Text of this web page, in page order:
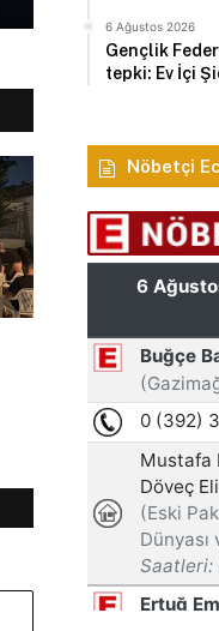
6 Ağustos 2026
Gençlik
tepki: Ev İçi
Nöbetçi